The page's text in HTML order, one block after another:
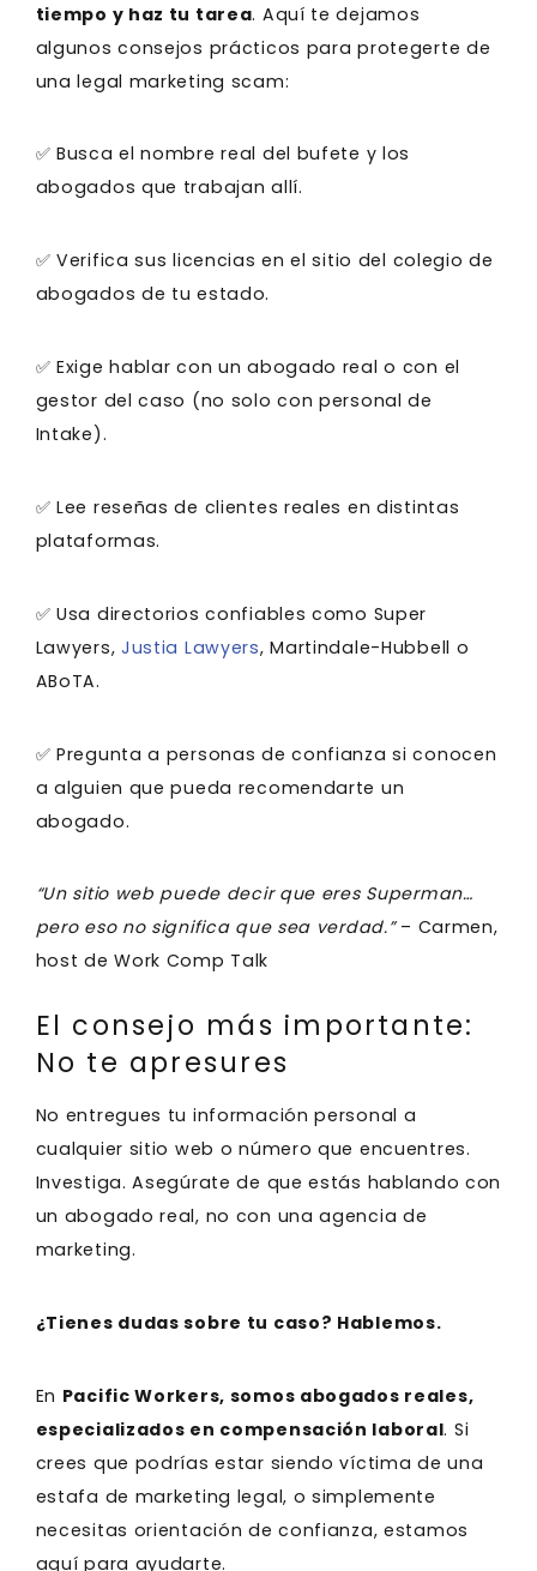
tiempo y haz tu tarea. Aquí te dejamos
algunos consejos prácticos para protegerte de
una legal marketing scam:
✅ Busca el nombre real del bufete y los
abogados que trabajan allí.
✅ Verifica sus licencias en el sitio del colegio de
abogados de tu estado.
✅ Exige hablar con un abogado real o con el
gestor del caso (no solo con personal de
Intake).
✅ Lee reseñas de clientes reales en distintas
plataformas.
✅ Usa directorios confiables como Super
Lawyers, Justia Lawyers, Martindale-Hubbell o
ABoTA.
✅ Pregunta a personas de confianza si conocen
a alguien que pueda recomendarte un
abogado.
“Un sitio web puede decir que eres Superman…
pero eso no significa que sea verdad.”– Carmen,
host de Work Comp Talk
El consejo más importante:
No te apresures
No entregues tu información personal a
cualquier sitio web o número que encuentres.
Investiga. Asegúrate de que estás hablando con
un abogado real, no con una agencia de
marketing.
¿Tienes dudas sobre tu caso? Hablemos.
En Pacific Workers, somos abogados reales,
especializados en compensación laboral. Si
crees que podrías estar siendo víctima de una
estafa de marketing legal, o simplemente
necesitas orientación de confianza, estamos
aquí para ayudarte.